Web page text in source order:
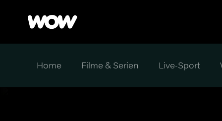
Home Filme & Serien Live-Sport